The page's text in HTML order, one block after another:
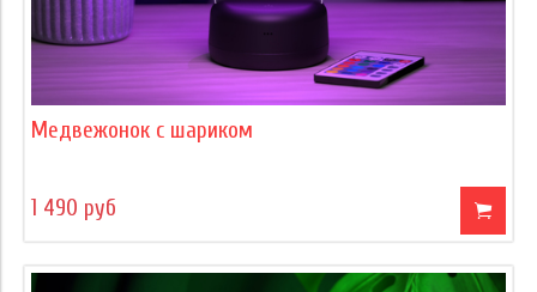
Медвежонок с шариком
1 490 руб